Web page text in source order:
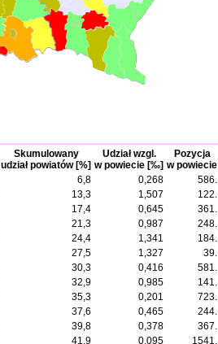
Skumulowany
udział powiatów [%]
Udział wzgl.
w powiecie [‰]
Pozycja
w powiecie
6,8 0,268
586.
13,3 1,507
122.
17,4 0,645
361.
21,3 0,987
248.
24,4 1,341
184.
27,5 1,327
39.
30,3 0,416
581.
32,9 0,985
141.
35,3 0,201
723.
37,6 0,465
244.
39,8 0,378
367.
41,9 0,095
1541.